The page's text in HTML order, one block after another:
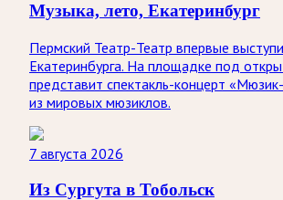
Музыка, лето, Екатеринбург
Пермский Театр-Театр впервые
Екатеринбурга. На площадке под
представит спектакль-концерт
из мировых мюзиклов.
7 августа 2026
Из Сургута в Тобольск